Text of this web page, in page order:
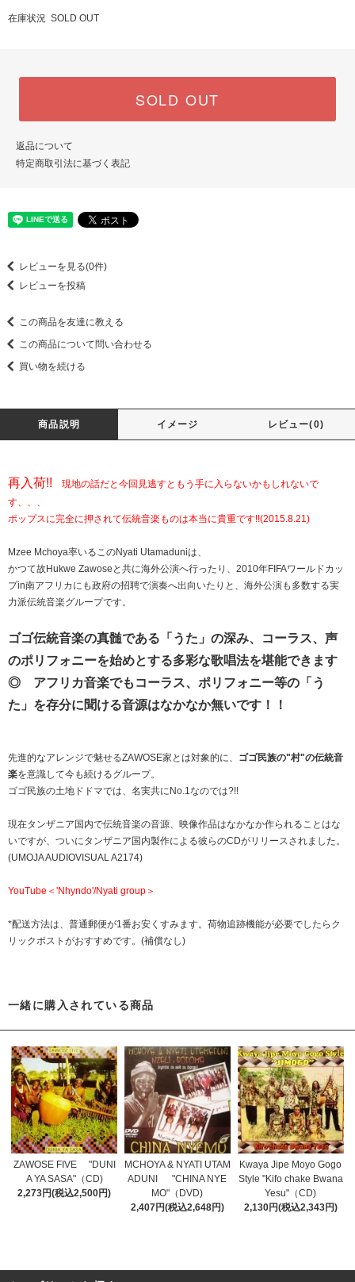
在庫状況 SOLD OUT
SOLD OUT
返品について
特定商取引法に基づく表記
レビューを見る(0件)
レビューを投稿
この商品を友達に教える
この商品について問い合わせる
買い物を続ける
商品説明 イメージ レビュー(0)
再入荷!! 現地の話だと今回見逃すともう手に入らないかもしれないで
す、、、
ポップスに完全に押されて伝統音楽ものは本当に貴重です!!(2015.8.21)
Mzee Mchoya率いるこのNyati Utamaduniは、
かつて故Hukwe Zawoseと共に海外公演へ行ったり、2010年FIFAワールドカッ
プin南アフリカにも政府の招聘で演奏へ出向いたりと、海外公演も多数する実
力派伝統音楽グループです。
ゴゴ伝統音楽の真髄である「うた」の深み、コーラス、声
のポリフォニーを始めとする多彩な歌唱法を堪能できます
◎ アフリカ音楽でもコーラス、ポリフォニー等の「う
た」を存分に聞ける音源はなかなか無いです！！
先進的なアレンジで魅せるZAWOSE家とは対象的に、 ゴゴ民族の"村"の伝統音
楽を意識して今も続けるグループ。
ゴゴ民族の土地ドドマでは、名実共にNo.1なのでは?!!
現在タンザニア国内で伝統音楽の音源、映像作品はなかなか作られることはな
いですが、ついにタンザニア国内製作による彼らのCDがリリースされました。
(UMOJA AUDIOVISUAL A2174)
YouTube＜'Nhyndo'/Nyati group＞
*配送方法は、普通郵便が1番お安くすみます。荷物追跡機能が必要でしたらク
リックポストがおすすめです。(補償なし)
一緒に購入されている商品
ZAWOSE FIVE "DUNI
A YA SASA"（CD)
2,273円(税込2,500円)
MCHOYA & NYATI UTAM
ADUNI "CHINA NYE
MO"（DVD)
2,407円(税込2,648円)
Kwaya Jipe Moyo Gogo
Style "Kifo chake Bwana
Yesu"（CD)
2,130円(税込2,343円)